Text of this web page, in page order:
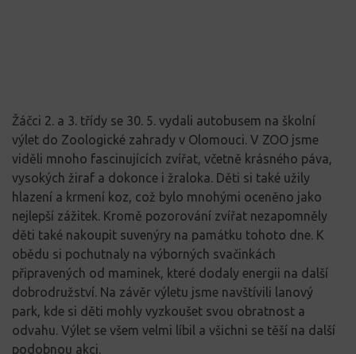
Žáčci 2. a 3. třídy se 30. 5. vydali autobusem na školní
výlet do Zoologické zahrady v Olomouci. V ZOO jsme
viděli mnoho fascinujících zvířat, včetně krásného páva,
vysokých žiraf a dokonce i žraloka. Děti si také užily
hlazení a krmení koz, což bylo mnohými oceněno jako
nejlepší zážitek. Kromě pozorování zvířat nezapomněly
děti také nakoupit suvenýry na památku tohoto dne. K
obědu si pochutnaly na výborných svačinkách
připravených od maminek, které dodaly energii na další
dobrodružství. Na závěr výletu jsme navštívili lanový
park, kde si děti mohly vyzkoušet svou obratnost a
odvahu. Výlet se všem velmi líbil a všichni se těší na další
podobnou akci.